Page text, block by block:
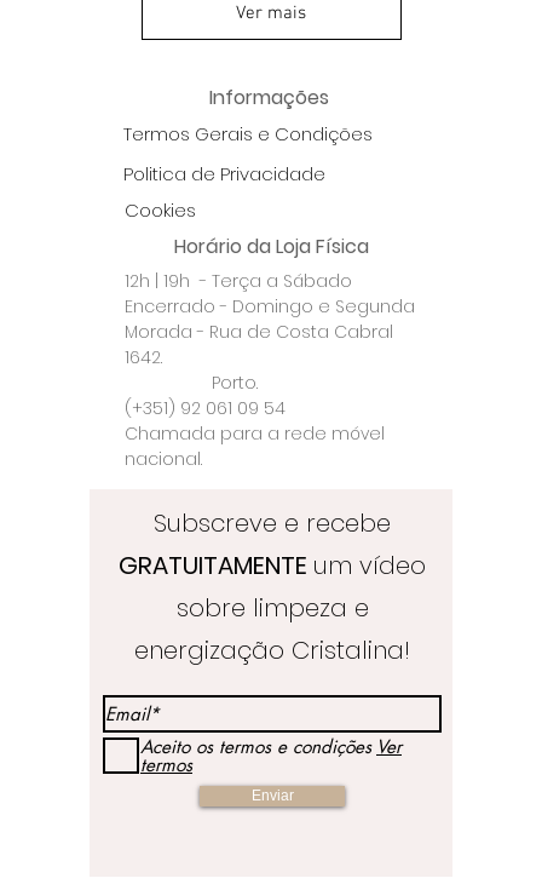
Ver mais
Informações
Termos Gerais e Condições
Politica de Privacidade
Cookies
Horário da Loja Física
12h | 19h - Terça a Sábado
Encerrado - Domingo e Segunda
Morada - Rua de Costa Cabral
1642.
Porto.
(+351) 92 061 09 54
Chamada para a rede móvel
nacional.
Subscreve e recebe
GRATUITAMENTE um vídeo
sobre limpeza e
energização Cristalina!
Aceito os termos e condições Ver
termos
Enviar